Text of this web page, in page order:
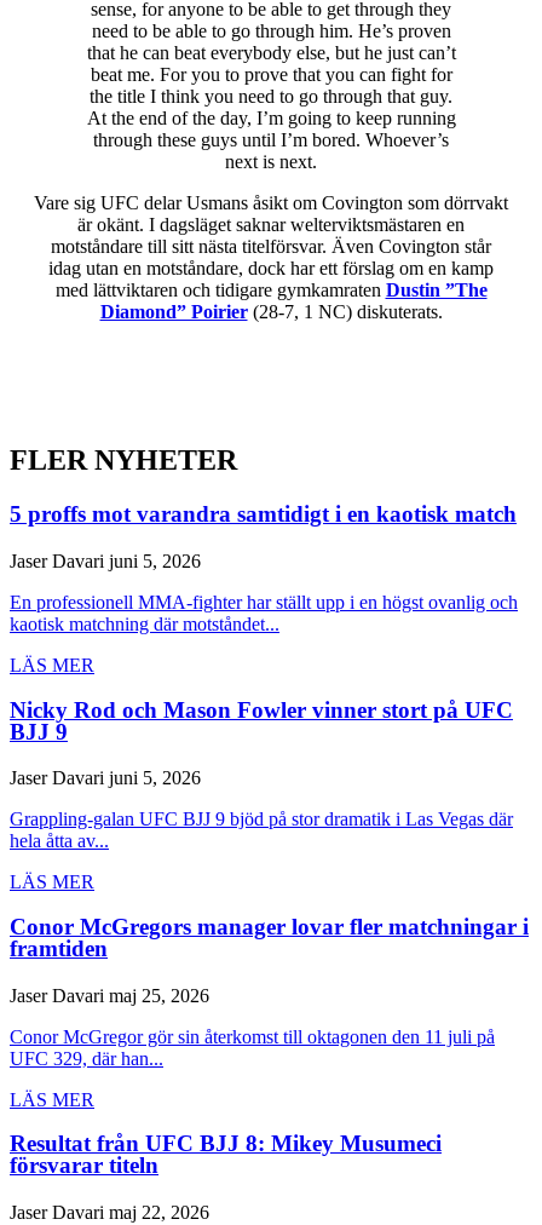
sense, for anyone to be able to get through they
need to be able to go through him. He’s proven
that he can beat everybody else, but he just can’t
beat me. For you to prove that you can fight for
the title I think you need to go through that guy.
At the end of the day, I’m going to keep running
through these guys until I’m bored. Whoever’s
next is next.
Vare sig UFC delar Usmans åsikt om Covington som dörrvakt
är okänt. I dagsläget saknar welterviktsmästaren en
motståndare till sitt nästa titelförsvar. Även Covington står
idag utan en motståndare, dock har ett förslag om en kamp
med lättviktaren och tidigare gymkamraten Dustin ”The
Diamond” Poirier(28-7, 1 NC) diskuterats.
FLER NYHETER
5 proffs mot varandra samtidigt i en kaotisk match
Jaser Davari juni 5, 2026
En professionell MMA-fighter har ställt upp i en högst ovanlig och
kaotisk matchning där motståndet...
LÄS MER
Nicky Rod och Mason Fowler vinner stort på UFC
BJJ 9
Jaser Davari juni 5, 2026
Grappling-galan UFC BJJ 9 bjöd på stor dramatik i Las Vegas där
hela åtta av...
LÄS MER
Conor McGregors manager lovar fler matchningar i
framtiden
Jaser Davari maj 25, 2026
Conor McGregor gör sin återkomst till oktagonen den 11 juli på
UFC 329, där han...
LÄS MER
Resultat från UFC BJJ 8: Mikey Musumeci
försvarar titeln
Jaser Davari maj 22, 2026